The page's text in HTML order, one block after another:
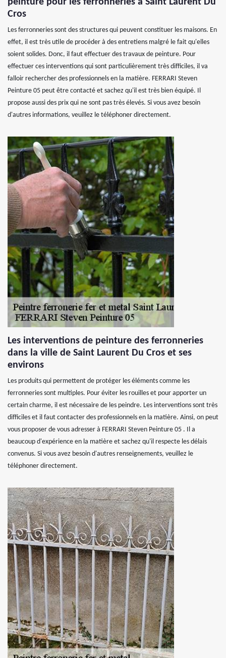
peinture pour les ferronneries à Saint Laurent Du
Cros
Les ferronneries sont des structures qui peuvent constituer les maisons. En
effet, il est très utile de procéder à des entretiens malgré le fait qu'elles
soient solides. Donc, il faut effectuer des travaux de peinture. Pour
effectuer ces interventions qui sont particulièrement très difficiles, il va
falloir rechercher des professionnels en la matière. FERRARI Steven
Peinture 05 peut être contacté et sachez qu'il est très bien équipé. Il
propose aussi des prix qui ne sont pas très élevés. Si vous avez besoin
d'autres informations, veuillez le téléphoner directement.
Les interventions de peinture des ferronneries
dans la ville de Saint Laurent Du Cros et ses
environs
Les produits qui permettent de protéger les éléments comme les
ferronneries sont multiples. Pour éviter les rouilles et pour apporter un
certain charme, il est nécessaire de les peindre. Les interventions sont très
difficiles et il faut contacter des professionnels en la matière. Ainsi, on peut
vous proposer de vous adresser à FERRARI Steven Peinture 05 . Il a
beaucoup d'expérience en la matière et sachez qu'il respecte les délais
convenus. Si vous avez besoin d'autres renseignements, veuillez le
téléphoner directement.